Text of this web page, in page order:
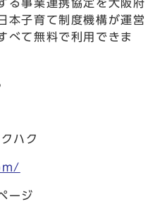
る事業連携協定を大阪府
本子育て制度機構が運営
べて無料で利用できま
ハク
ージ